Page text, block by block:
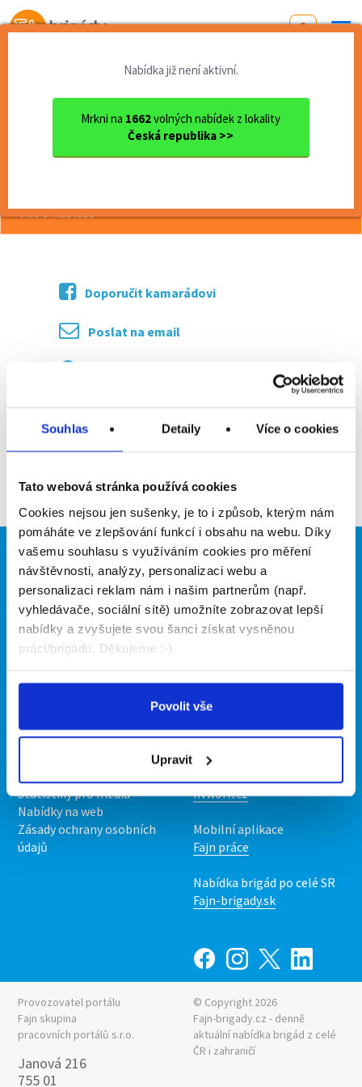
Souhlas Detaily Více o cookies
Tato webová stránka používá cookies
Cookies nejsou jen sušenky, je to i způsob, kterým nám
pomáháte ve zlepšování funkcí i obsahu na webu. Díky
vašemu souhlasu s využíváním cookies pro měření
návštěvnosti, analýzy, personalizaci webu a
personalizaci reklam nám i našim partnerům (např.
vyhledávače, sociální sítě) umožníte zobrazovat lepší
nabídky a zvyšujete svou šanci získat vysněnou
práci/brigádu. Děkujeme :-)
Povolit vše
Upravit
Od první brigády
Nabídka již není aktivní.
Mrkni na 1662volných nabídek z lokality
Česká republika >>
Pardubický kraj
okres Chrudim
Chrudim
Zahradnické práce
Zahradnické práce
více o nabídce >>
Doporučit kamarádovi
Poslat na email
Brigádníci
Články
Hledané brigády
Firmy
Vložit inzerát
Ceník
Propagace
O portálu
O nás
Statistiky pro média
Nabídky na web
Zásady ochrany osobních
údajů
Naše další projekty
Fajn brigády
INwork.cz
Mobilní aplikace
Fajn práce
Nabídka brigád po celé SR
Fajn-brigady.sk
Provozovatel portálu
Fajn skupina
pracovních portálů s.r.o.
Janová 216
755 01
© Copyright 2026
Fajn-brigady.cz - denně
aktuální nabídka brigád z celé
ČR i zahraničí